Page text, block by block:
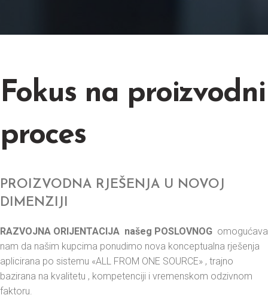
Fokus na proizvodni
proces
PROIZVODNA RJEŠENJA U NOVOJ
DIMENZIJI
RAZVOJNA ORIJENTACIJA našeg POSLOVNOG omogućava
nam da našim kupcima ponudimo nova konceptualna rješenja
aplicirana po sistemu «ALL FROM ONE SOURCE» , trajno
bazirana na kvalitetu , kompetenciji i vremenskom odzivnom
faktoru.